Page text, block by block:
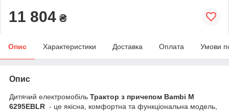
11 804 ₴
Опис Характеристики Доставка Оплата Умови
Опис
Дитячий електромобіль Трактор з причепом Bambi M
6295EBLR - це якісна, комфортна та функціональна модель,